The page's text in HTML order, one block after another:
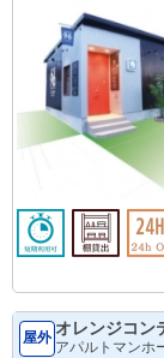
屋外 オレンジコン
アパルトマンホ